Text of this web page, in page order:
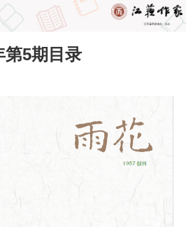
第5期目录